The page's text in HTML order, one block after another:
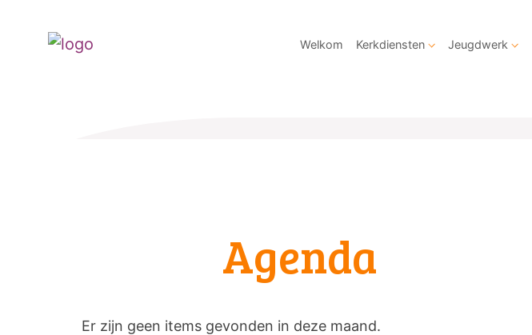
Welkom Kerkdiensten Jeugdwerk
Agenda
Er zijn geen items gevonden in deze maand.